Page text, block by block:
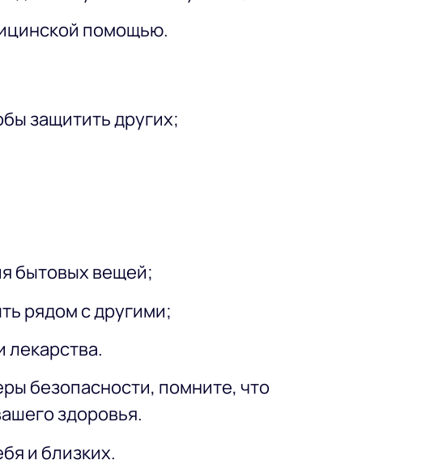
помощью.
защитить других;
бытовых вещей;
рядом с другими;
лекарства.
безопасности, помните, что
здоровья.
и близких.